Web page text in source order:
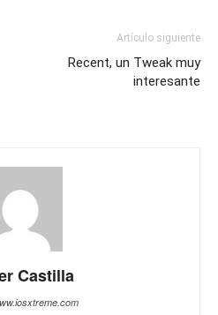
Artículo siguiente
Recent, un Tweak muy
interesante
Castilla